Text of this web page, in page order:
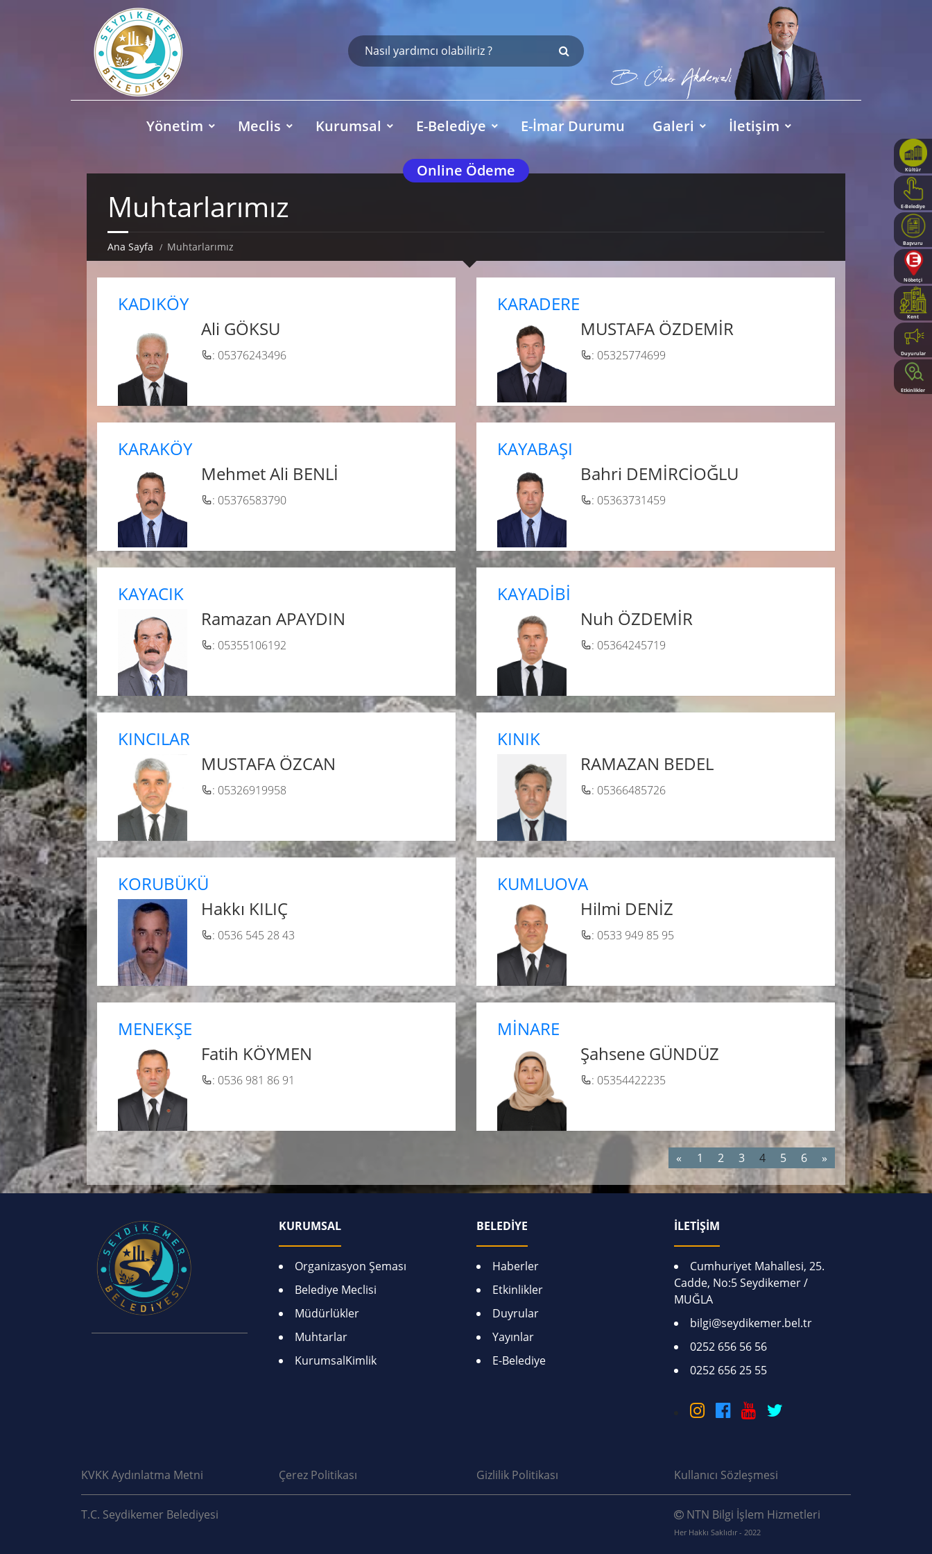
Yönetim Meclis Kurumsal E-Belediye E-İmar Durumu Galeri İletişim
Online Ödeme
Kültür
Haritası
E-Belediye
Başvuru
Rehberi
Nöbetçi
Eczaneler
Kent
Rehberi
Duyurular
Etkinlikler
Muhtarlarımız
Ana Sayfa Muhtarlarımız
KADIKÖY
Ali GÖKSU
: 05376243496
KARADERE
MUSTAFA ÖZDEMİR
: 05325774699
KARAKÖY
Mehmet Ali BENLİ
: 05376583790
KAYABAŞI
Bahri DEMİRCİOĞLU
: 05363731459
KAYACIK
Ramazan APAYDIN
: 05355106192
KAYADİBİ
Nuh ÖZDEMİR
: 05364245719
KINCILAR
MUSTAFA ÖZCAN
: 05326919958
KINIK
RAMAZAN BEDEL
: 05366485726
KORUBÜKÜ
Hakkı KILIÇ
: 0536 545 28 43
KUMLUOVA
Hilmi DENİZ
: 0533 949 85 95
MENEKŞE
Fatih KÖYMEN
: 0536 981 86 91
MİNARE
Şahsene GÜNDÜZ
: 05354422235
« 1 2 3 4 5 6 »
KURUMSAL
Organizasyon Şeması
Belediye Meclisi
Müdürlükler
Muhtarlar
KurumsalKimlik
BELEDİYE
Haberler
Etkinlikler
Duyrular
Yayınlar
E-Belediye
İLETİŞİM
Cumhuriyet Mahallesi, 25.
Cadde, No:5 Seydikemer /
MUĞLA
bilgi@seydikemer.bel.tr
0252 656 56 56
0252 656 25 55
KVKK Aydınlatma Metni Çerez Politikası Gizlilik Politikası Kullanıcı Sözleşmesi
T.C. Seydikemer Belediyesi NTN Bilgi İşlem Hizmetleri
Her Hakkı Saklıdır - 2022